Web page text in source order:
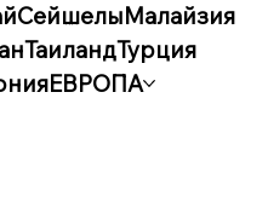
СейшелыМалайзия
ТаиландТурция
ЕВРОПА